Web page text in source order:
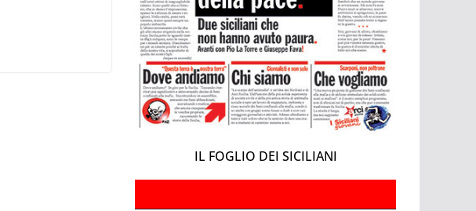
IL FOGLIO DEI SICILIANI